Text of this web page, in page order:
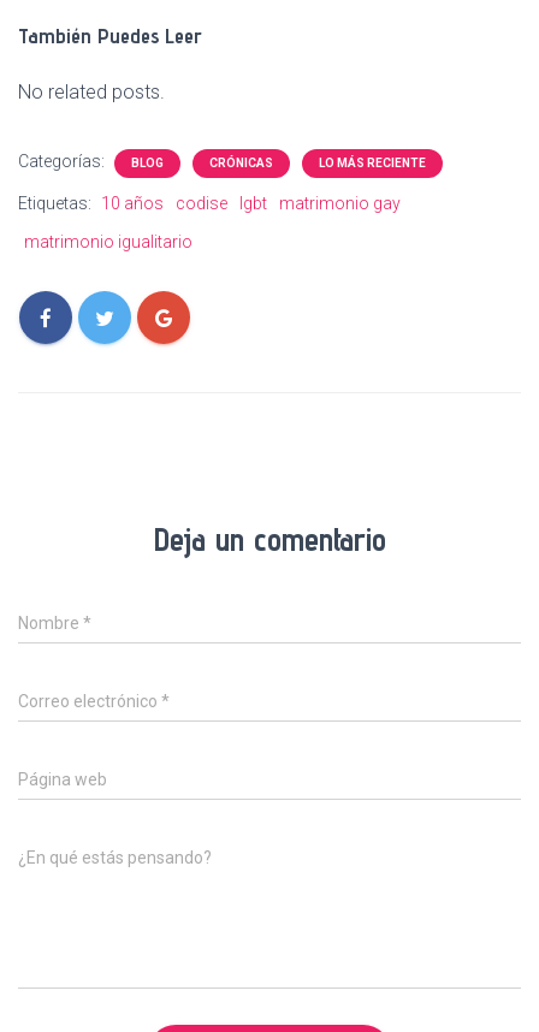
También Puedes Leer
No related posts.
Categorías: BLOG CRÓNICAS LO MÁS RECIENTE
Etiquetas: 10 años codise lgbt
matrimonio gay
matrimonio igualitario
Deja un comentario
Nombre *
Correo electrónico *
Página web
¿En qué estás pensando?